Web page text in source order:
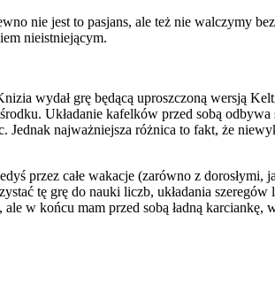
nie jest to pasjans, ale też nie walczymy
nieistniejącym.
wydał grę będącą uproszczoną wersją
Układanie kafelków przed sobą
najważniejsza różnica to fakt, że
przez całe wakacje (zarówno z
tę grę do nauki liczb, układania
w końcu mam przed sobą ładną